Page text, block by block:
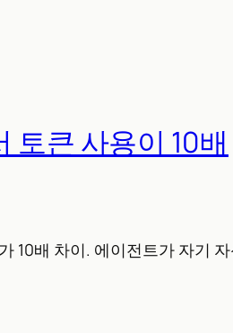
토큰 사용이 10배
10배 차이. 에이전트가 자기 자